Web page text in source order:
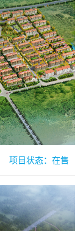
项目状态： 在售